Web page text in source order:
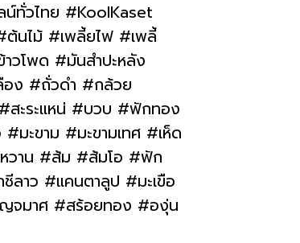
ทั่วไทย #KoolKaset
นไม้ #เพลี้ยไฟ #เพลี้
วโพด #มันสำปะหลัง
อง #ถั่วดำ #กล้วย
สะระแหน่ #บวบ #ฟักทอง
มะขาม #มะขามเทศ #เห็ด
หวาน #ส้ม #ส้มโอ #ฟัก
าว #แคนตาลูป #มะเขือ
บญจมาศ #สร้อยทอง #องุ่น